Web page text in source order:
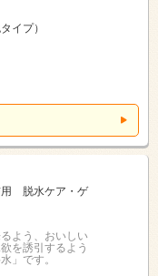
イプ）
脱水ケア・ゲ
よう、おいしい
を誘引するよう
」です。